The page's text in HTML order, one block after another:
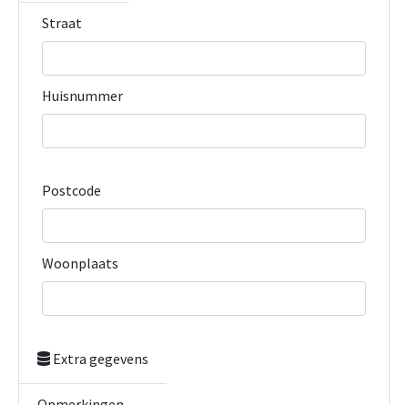
Straat
Huisnummer
Postcode
Woonplaats
Extra gegevens